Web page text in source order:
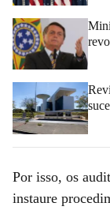
Por isso, os
instaure